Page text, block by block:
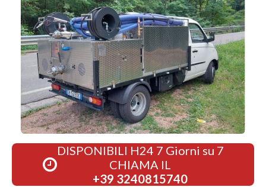
DISPONIBILI H24 7 Giorni su 7
CHIAMA IL
+39 3240815740